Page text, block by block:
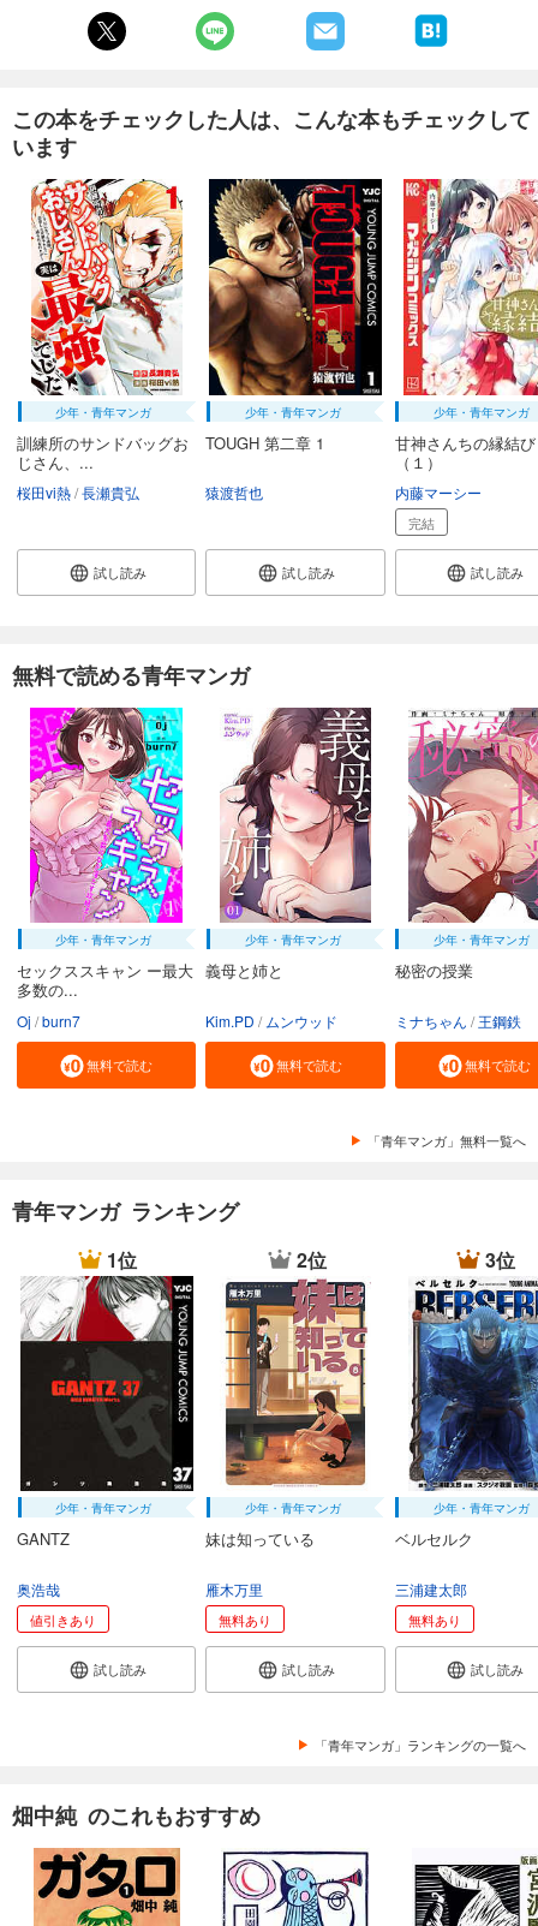
あらすじを表示する
540円 (税込)
試し読み
あらすじを表示する
まんだら屋の良太 愛蔵版 40
540円 (税込)
完結
カート
試し読み
あらすじを表示する
まんだら屋の良太 愛蔵版 41
完結
完結
試し読み
あらすじを表示する
まんだら屋の良太 愛蔵版 43
540円 (税込)
完結
カート
試し読み
あらすじを表示する
まんだら屋の良太 愛蔵版 44
540
円 (税込)
試し読み
あらすじを表示する
まんだら屋の良太 愛蔵版 46
540円 (税込)
完結
カート
試し読み
あらすじを表示する
まんだら屋の良太 愛蔵版 47
540円 (税込)
カート
あらすじを表示する
まんだら屋の良太 愛蔵版 48
540
試し読み
まんだら屋の良太 愛蔵版 49
540円 (税込)
試し読み
この本をチェックした人は、こんな本もチェックして
います
少年・青年マンガ
訓練所のサンドバッグお
じさん、...
桜田vi熱 長瀬貴弘
試し読み
少年・青年マンガ
TOUGH 第二章 1
猿渡哲也
試し読み
少年・青年マンガ
甘神さんちの縁結び
（１）
内藤マーシー
完結
試し読み
無料で読める青年マンガ
少年・青年マンガ
セックススキャン ー最大
多数の...
Oj burn7
無料で読む
少年・青年マンガ
義母と姉と
Kim.PD ムンウッド
無料で読む
少年・青年マンガ
秘密の授業
ミナちゃん 王鋼鉄
無料で読む
「青年マンガ」無料一覧へ
青年マンガ ランキング
1位
少年・青年マンガ
GANTZ
奥浩哉
値引きあり
試し読み
2位
少年・青年マンガ
妹は知っている
雁木万里
無料あり
試し読み
3位
少年・青年マンガ
ベルセルク
三浦建太郎
無料あり
試し読み
「青年マンガ」ランキングの一覧へ
畑中純 のこれもおすすめ